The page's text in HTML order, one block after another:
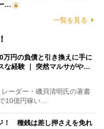
…
一覧を見る
万円の負債と引き換えに手に
な経験 ｜ 突然マルサがや…
ーダー・磯貝清明氏の著書
10億円稼い…
！ 種銭は差し押さえを免れ